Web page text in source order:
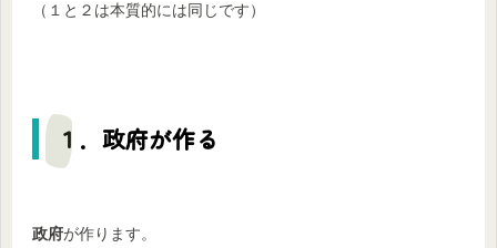
（１と２は本質的には同じです）
１．政府が作る
政府が作ります。